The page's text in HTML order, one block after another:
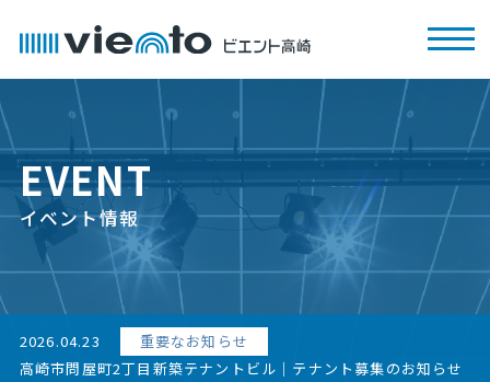
EVENT
イベント情報
2026.04.23
重要なお知らせ
高崎市問屋町2丁目新築テナントビル｜テナント募集のお知らせ